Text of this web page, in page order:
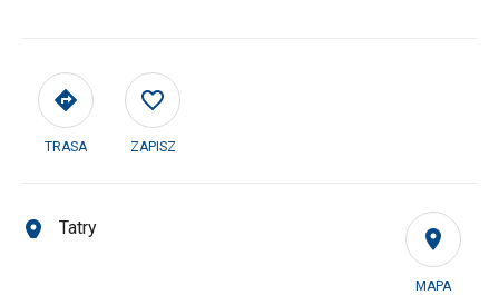
TRASA ZAPISZ
MAPA
Tatry